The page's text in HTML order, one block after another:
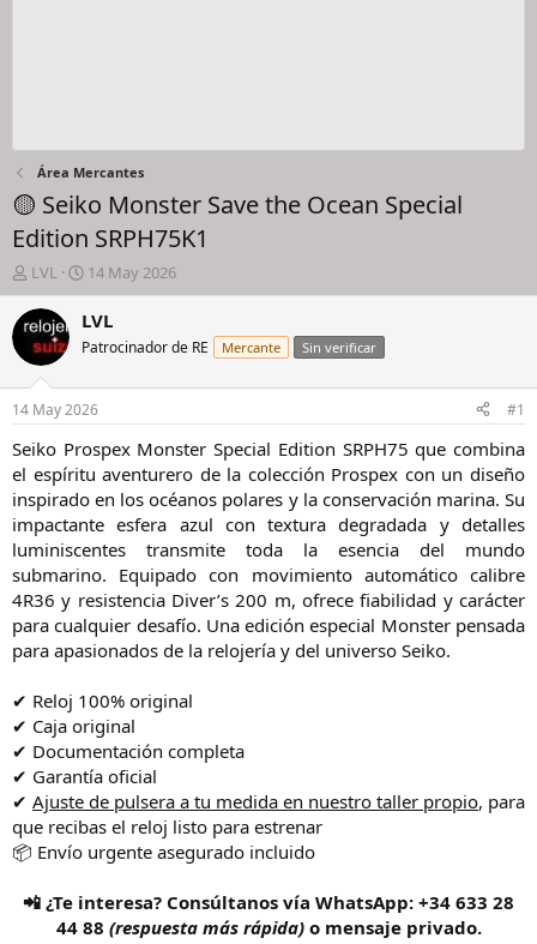
Área Mercantes
🟡 Seiko Monster Save the Ocean Special
Edition SRPH75K1
I
n
i
c
i
a
d
o
r
e
l
h
i
l
o
LVL
F
e
c
a
e
i
n
c
i
o
14 May 2026
LVL
Patrocinador de RE Mercante Sin verificar
14 May 2026 #1
Seiko Prospex Monster Special Edition SRPH75 que combina
el espíritu aventurero de la colección Prospex con un diseño
inspirado en los océanos polares y la conservación marina. Su
impactante esfera azul con textura degradada y detalles
luminiscentes transmite toda la esencia del mundo
submarino. Equipado con movimiento automático calibre
4R36 y resistencia Diver’s 200 m, ofrece fiabilidad y carácter
para cualquier desafío. Una edición especial Monster pensada
para apasionados de la relojería y del universo Seiko.​
✔ Reloj 100% original
✔ Caja original
✔ Documentación completa
✔ Garantía oficial
✔ Ajuste de pulsera a tu medida en nuestro taller propio, para
que recibas el reloj listo para estrenar
📦 Envío urgente asegurado incluido
📲 ¿Te interesa? Consúltanos vía WhatsApp: +34 633 28
44 88 (respuesta más rápida)o mensaje privado.